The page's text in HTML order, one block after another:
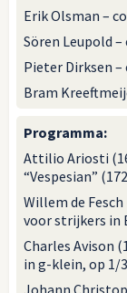
Erik Olsman –
Sören Leupold
Pieter Dirksen
Bram
Programma:
Attilio Ariosti
“Vespesian”
Willem de
voor strijkers in
Charles Avison
in g-klein, op 1/3
Johann